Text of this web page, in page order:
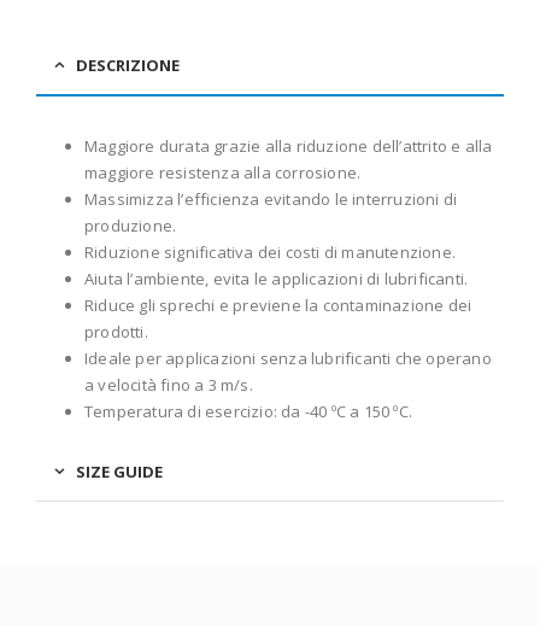
DESCRIZIONE
Maggiore durata grazie alla riduzione dell’attrito e alla
maggiore resistenza alla corrosione.
Massimizza l’efficienza evitando le interruzioni di
produzione.
Riduzione significativa dei costi di manutenzione.
Aiuta l’ambiente, evita le applicazioni di lubrificanti.
Riduce gli sprechi e previene la contaminazione dei
prodotti.
Ideale per applicazioni senza lubrificanti che operano
a velocità fino a 3 m/s.
Temperatura di esercizio: da -40 ºC a 150 ºC.
SIZE GUIDE